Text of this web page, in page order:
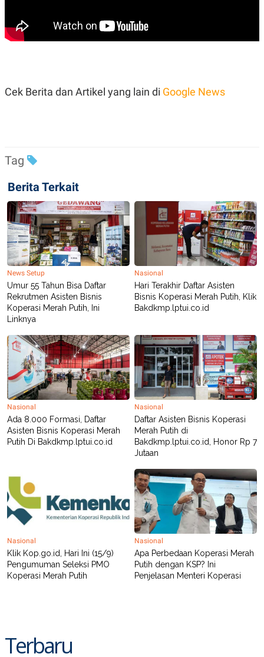
Cek Berita dan Artikel yang lain di Google News
Tag
Berita Terkait
News Setup
Umur 55 Tahun Bisa Daftar
Rekrutmen Asisten Bisnis
Koperasi Merah Putih, Ini
Linknya
Nasional
Hari Terakhir Daftar Asisten
Bisnis Koperasi Merah Putih, Klik
Bakdkmp.lptui.co.id
Nasional
Ada 8.000 Formasi, Daftar
Asisten Bisnis Koperasi Merah
Putih Di Bakdkmp.lptui.co.id
Nasional
Daftar Asisten Bisnis Koperasi
Merah Putih di
Bakdkmp.lptui.co.id, Honor Rp 7
Jutaan
Nasional
Klik Kop.go.id, Hari Ini (15/9)
Pengumuman Seleksi PMO
Koperasi Merah Putih
Nasional
Apa Perbedaan Koperasi Merah
Putih dengan KSP? Ini
Penjelasan Menteri Koperasi
Terbaru